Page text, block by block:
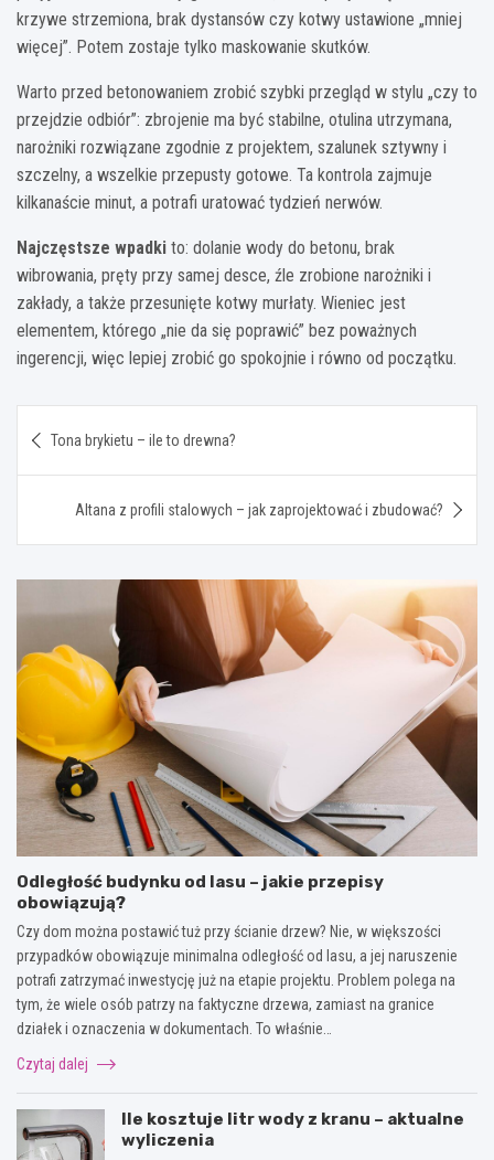
krzywe strzemiona, brak dystansów czy kotwy ustawione „mniej
więcej”. Potem zostaje tylko maskowanie skutków.
Warto przed betonowaniem zrobić szybki przegląd w stylu „czy to
przejdzie odbiór”: zbrojenie ma być stabilne, otulina utrzymana,
narożniki rozwiązane zgodnie z projektem, szalunek sztywny i
szczelny, a wszelkie przepusty gotowe. Ta kontrola zajmuje
kilkanaście minut, a potrafi uratować tydzień nerwów.
Najczęstsze wpadki to: dolanie wody do betonu, brak
wibrowania, pręty przy samej desce, źle zrobione narożniki i
zakłady, a także przesunięte kotwy murłaty. Wieniec jest
elementem, którego „nie da się poprawić” bez poważnych
ingerencji, więc lepiej zrobić go spokojnie i równo od początku.
wpisu
Tona brykietu – ile to drewna?
Altana z profili stalowych – jak zaprojektować i zbudować?
Odległość budynku od lasu – jakie przepisy
obowiązują?
Czy dom można postawić tuż przy ścianie drzew? Nie, w większości
przypadków obowiązuje minimalna odległość od lasu, a jej naruszenie
potrafi zatrzymać inwestycję już na etapie projektu. Problem polega na
tym, że wiele osób patrzy na faktyczne drzewa, zamiast na granice
działek i oznaczenia w dokumentach. To właśnie…
Czytaj dalej
Ile kosztuje litr wody z kranu – aktualne
wyliczenia